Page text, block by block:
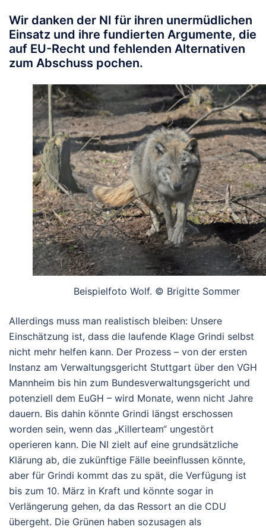
Wir danken der NI für ihren unermüdlichen
Einsatz und ihre fundierten Argumente, die
auf EU-Recht und fehlenden Alternativen
zum Abschuss pochen.
Beispielfoto Wolf. © Brigitte Sommer
Allerdings muss man realistisch bleiben: Unsere
Einschätzung ist, dass die laufende Klage Grindi selbst
nicht mehr helfen kann. Der Prozess – von der ersten
Instanz am Verwaltungsgericht Stuttgart über den VGH
Mannheim bis hin zum Bundesverwaltungsgericht und
potenziell dem EuGH – wird Monate, wenn nicht Jahre
dauern. Bis dahin könnte Grindi längst erschossen
worden sein, wenn das „Killerteam“ ungestört
operieren kann. Die NI zielt auf eine grundsätzliche
Klärung ab, die zukünftige Fälle beeinflussen könnte,
aber für Grindi kommt das zu spät, die Verfügung ist
bis zum 10. März in Kraft und könnte sogar in
Verlängerung gehen, da das Ressort an die CDU
übergeht. Die Grünen haben sozusagen als